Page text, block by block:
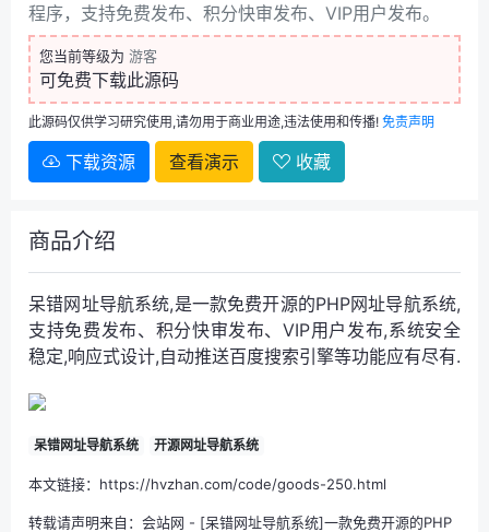
程序，支持免费发布、积分快审发布、VIP用户发布。
您当前等级为 游客
可免费下载此源码
此源码仅供学习研究使用,请勿用于商业用途,违法使用和传播! 免责声明
下载资源 查看演示 收藏
商品介绍
呆错网址导航系统,是一款免费开源的PHP网址导航系统,
支持免费发布、积分快审发布、VIP用户发布,系统安全
稳定,响应式设计,自动推送百度搜索引擎等功能应有尽有.
呆错网址导航系统 开源网址导航系统
本文链接：https://hvzhan.com/code/goods-250.html
转载请声明来自： 会站网 - [呆错网址导航系统]一款免费开源的PHP